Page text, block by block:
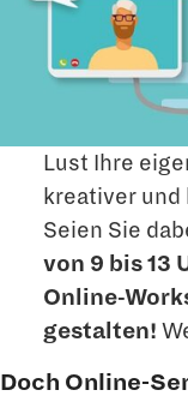
Lust Ihre
kreativer
Seien Sie
von 9 bis 13
Online-
gestalten!
Doch Online-